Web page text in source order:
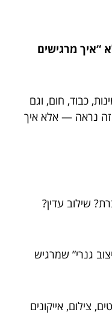
“איך מרגישים
כבוד, חום, וגם
זה נראה — אלא איך
שילוב עדין?
גנרי” שמרגיש
צילום, אייקונים